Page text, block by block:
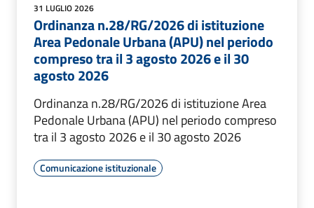
31 LUGLIO 2026
Ordinanza n.28/RG/2026 di istituzione
Area Pedonale Urbana (APU) nel periodo
compreso tra il 3 agosto 2026 e il 30
agosto 2026
Ordinanza n.28/RG/2026 di istituzione Area
Pedonale Urbana (APU) nel periodo compreso
tra il 3 agosto 2026 e il 30 agosto 2026
Comunicazione istituzionale